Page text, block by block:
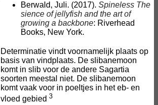
Berwald, Juli. (2017). Spineless The
sience of jellyfish and the art of
growing a backbone: Riverhead
Books, New York.
Determinatie vindt voornamelijk plaats op
basis van vindplaats. De slibanemoon
komt in slib voor de andere Sagartia
soorten meestal niet. De slibanemoon
komt vaak voor in poeltjes in het eb- en
vloed gebied 3